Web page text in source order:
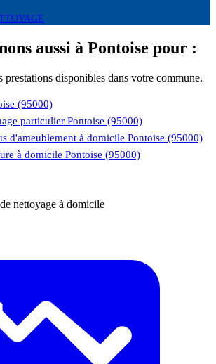
aussi à Pontoise pour :
prestations disponibles dans votre commune.
(95000)
particulier Pontoise (95000)
d'ameublement à domicile Pontoise (95000)
à domicile Pontoise (95000)
nettoyage à domicile